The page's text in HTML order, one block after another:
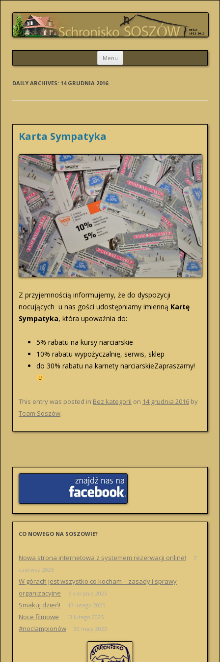
SCHRONISKO SOSZÓW
Menu Skip
content
DAILY ARCHIVES: 14 GRUDNIA 2016
Karta Sympatyka
Z przyjemnością informujemy, że do dyspozycji
nocujących u nas gości udostępniamy imienną Kartę
Sympatyka, która upoważnia do:
5% rabatu na kursy narciarskie
10% rabatu wypożyczalnię, serwis, sklep
do 30% rabatu na karnety narciarskieZapraszamy!
This entry was posted in Bez kategorii on 14 grudnia 2016 by
Team Soszów.
CO NOWEGO NA SOSZOWIE?
Nowa strona internetowa z systemem rezerwacji online!
7
czerwca 2026
W górach jest wszystko co kocham – zasady i sprawy
organizacyjne
6 sierpnia 2025
Smakuj dzień! 13 lutego 2025
Noce filmowe 13 lutego 2025
#noclampionów 30 maja 2023